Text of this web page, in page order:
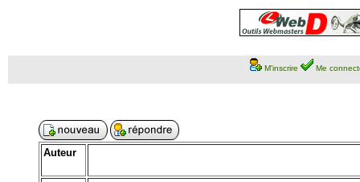
M'inscrire Me
Auteur